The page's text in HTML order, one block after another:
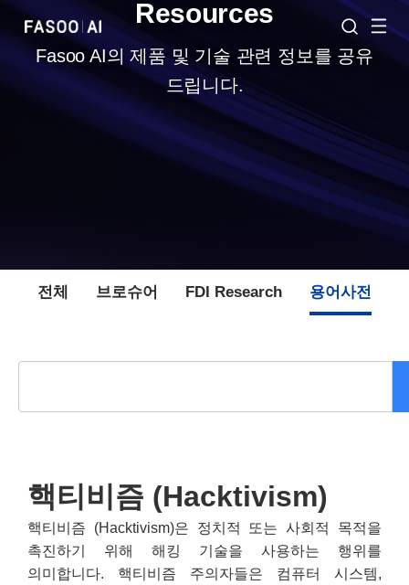
Resources
Fasoo AI의 제품 및 기술 관련 정보를 공유
드립니다.
전체 브로슈어 FDI Research 용어사전
핵티비즘 (Hacktivism)
핵티비즘 (Hacktivism)은 정치적 또는 사회적 목적을
촉진하기 위해 해킹 기술을 사용하는 행위를
의미합니다. 핵티비즘 주의자들은 컴퓨터 시스템,